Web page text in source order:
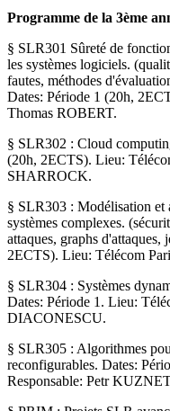
Programme de la 3ème
§ SLR301 Sûreté de
les systèmes logiciels.
fautes, méthodes
Dates: Période 1 (20h,
Thomas ROBERT.
§ SLR302 : Cloud
(20h, 2ECTS). Lieu:
SHARROCK.
§ SLR303 : Modélisation et
systèmes complexes.
attaques, graphs
2ECTS). Lieu: Télécom
§ SLR304 : Systèmes
Dates: Période 1. Lieu:
DIACONESCU.
§ SLR305 : Algorithmes
reconfigurables. Dates:
Responsable: Petr